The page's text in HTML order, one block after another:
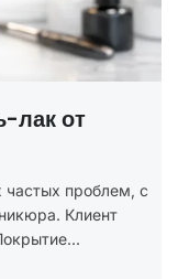
2025 —